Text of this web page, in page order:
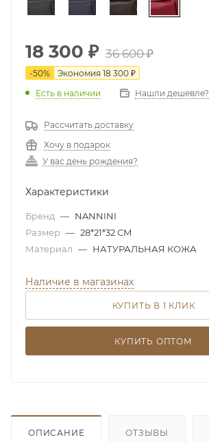
18 300 ₽ 36 600₽
-50% Экономия 18 300 ₽
Есть в наличии
Нашли дешевле?
Рассчитать доставку
Хочу в подарок
У вас день рождения?
Характеристики
Бренд — NANNINI
Размер — 28*21*32 СМ
Материал — НАТУРАЛЬНАЯ КОЖА
Наличие в магазинах
КУПИТЬ В 1 КЛИК
КУПИТЬ ОПТОМ
ОПИСАНИЕ ОТЗЫВЫ